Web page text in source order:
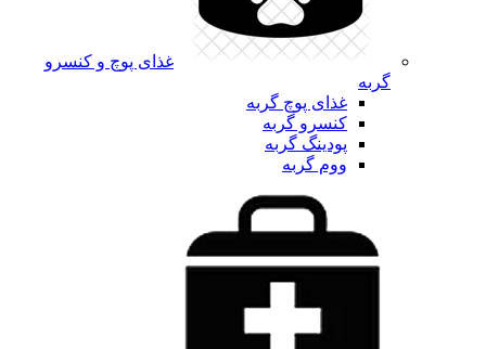
غذای پوچ و کنسرو
گربه
غذای پوچ گربه
کنسرو گربه
پودینگ گربه
ووم گربه